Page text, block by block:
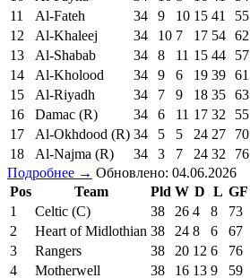
11
Al-Fateh 34 9 10 15 41 55
12
Al-Khaleej 34 10 7 17 54 62
13
Al-Shabab 34 8 11 15 44 57
14
Al-Kholood 34 9 6 19 39 61
15
Al-Riyadh 34 7 9 18 35 63
16
Damac (R) 34 6 11 17 32 55
17
Al-Okhdood (R) 34 5 5 24 27 70
18
Al-Najma (R) 34 3 7 24 32 76
Подробнее → Обновлено: 04.06.2026
Pos
Team Pld W D L GF
1
Celtic (C) 38 26 4 8 73
2
Heart of Midlothian 38 24 8 6 67
3
Rangers 38 20 12 6 76
4
Motherwell 38 16 13 9 59